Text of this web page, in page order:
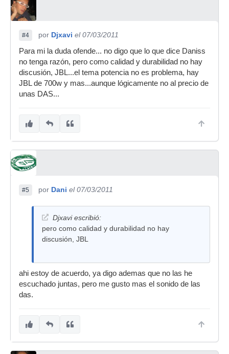
#4 por Djxavi el 07/03/2011
Para mi la duda ofende... no digo que lo que dice Daniss
no tenga razón, pero como calidad y durabilidad no hay
discusión, JBL...el tema potencia no es problema, hay
JBL de 700w y mas...aunque lógicamente no al precio de
unas DAS...
#5 por Dani el 07/03/2011
Djxavi escribió:
pero como calidad y durabilidad no hay
discusión, JBL
ahi estoy de acuerdo, ya digo ademas que no las he
escuchado juntas, pero me gusto mas el sonido de las
das.